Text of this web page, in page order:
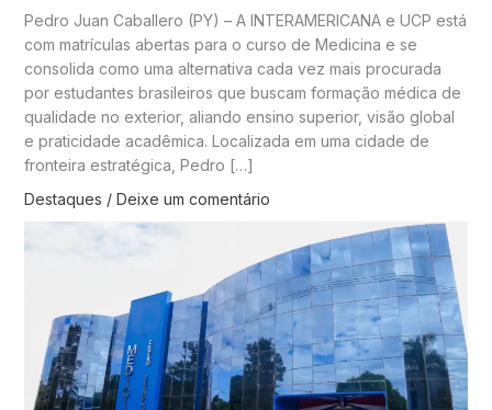
Pedro Juan Caballero (PY) – A INTERAMERICANA e UCP está
com matrículas abertas para o curso de Medicina e se
consolida como uma alternativa cada vez mais procurada
por estudantes brasileiros que buscam formação médica de
qualidade no exterior, aliando ensino superior, visão global
e praticidade acadêmica. Localizada em uma cidade de
fronteira estratégica, Pedro […]
Destaques / Deixe um comentário